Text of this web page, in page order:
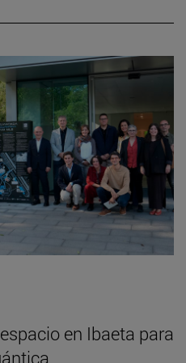
en Ibaeta para